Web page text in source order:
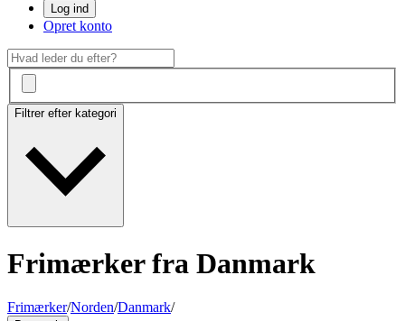
Log ind
Opret konto
Filtrer efter kategori
Frimærker fra Danmark
Frimærker/Norden/Danmark/